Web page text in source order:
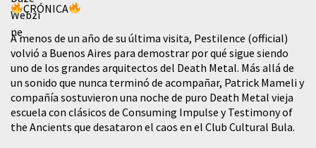
CRÓNICA
A menos de un año de su última visita, Pestilence (official)
volvió a Buenos Aires para demostrar por qué sigue siendo
uno de los grandes arquitectos del Death Metal. Más allá de
un sonido que nunca terminó de acompañar, Patrick Mameli y
compañía sostuvieron una noche de puro Death Metal vieja
escuela con clásicos de Consuming Impulse y Testimony of
the Ancients que desataron el caos en el Club Cultural Bula.